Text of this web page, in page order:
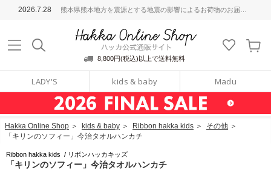
2026.7.28 熊本県熊本地方を震源とする地震の影響によるお荷物のお届けについて
8,800円(税込)以上で送料無料
LADY'S kids & baby Madu
通販サイト
Hakka Online Shop ＞ kids & baby ＞ Ribbon hakka kids ＞ その他 ＞
「キリンのソフィー」今治タオルハンカチ
Ribbon hakka kids / リボンハッカキッズ
「キリンのソフィー」今治タオルハンカチ